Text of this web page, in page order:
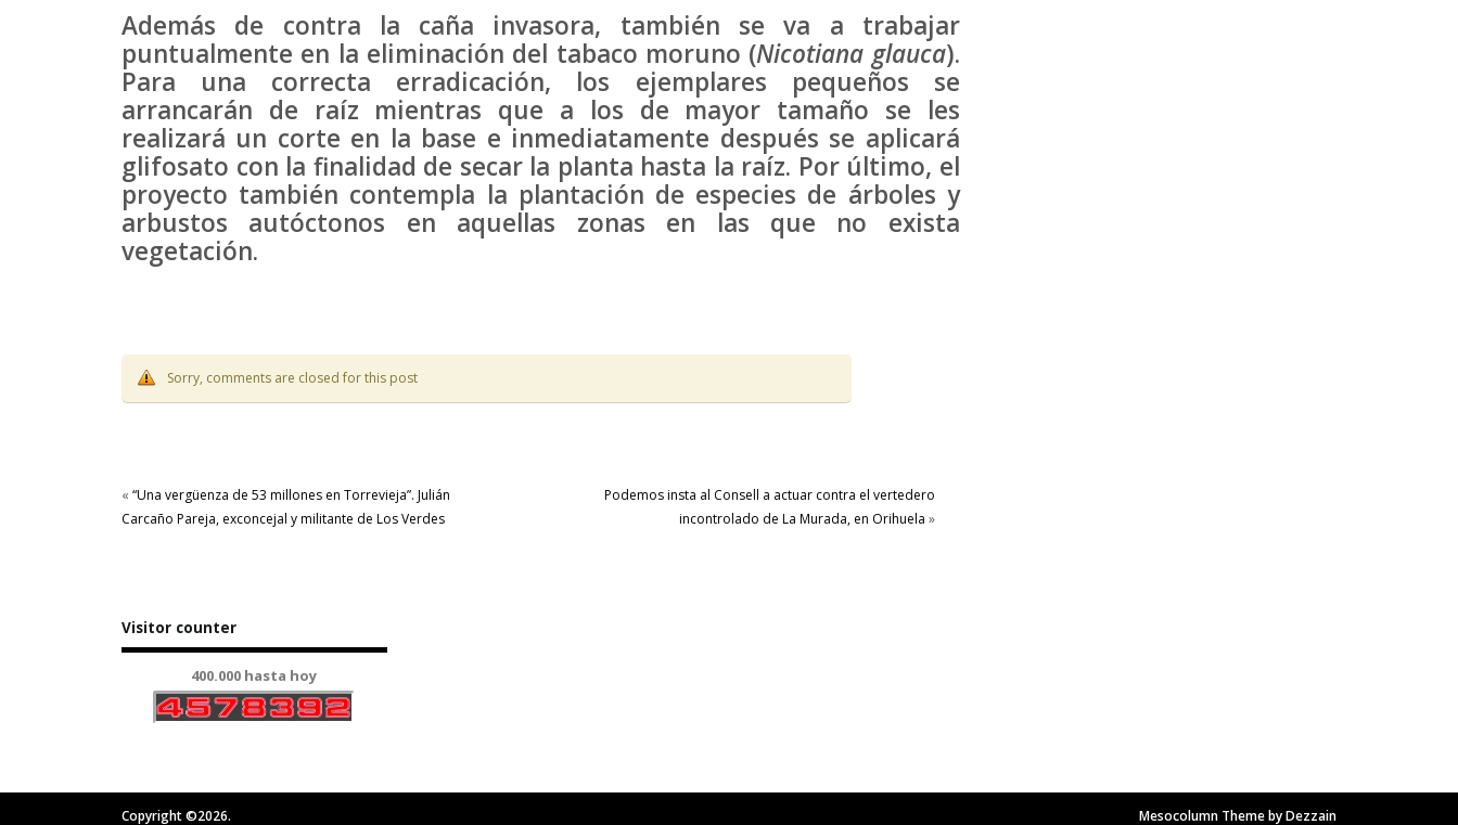
Además de contra la caña invasora, también se va a trabajar
puntualmente en la eliminación del tabaco moruno (Nicotiana glauca).
Para una correcta erradicación, los ejemplares pequeños se
arrancarán de raíz mientras que a los de mayor tamaño se les
realizará un corte en la base e inmediatamente después se aplicará
glifosato con la finalidad de secar la planta hasta la raíz. Por último, el
proyecto también contempla la plantación de especies de árboles y
arbustos autóctonos en aquellas zonas en las que no exista
vegetación.
Sorry, comments are closed for this post
« “Una vergüenza de 53 millones en Torrevieja”. Julián
Carcaño Pareja, exconcejal y militante de Los Verdes
Podemos insta al Consell a actuar contra el vertedero
incontrolado de La Murada, en Orihuela »
Visitor counter
400.000 hasta hoy
Copyright ©2026. Mesocolumn Theme by Dezzain